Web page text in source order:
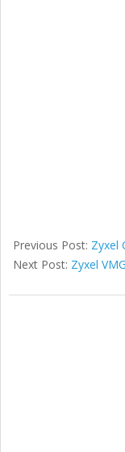
Previous Post: Zyxel
Next Post: Zyxel